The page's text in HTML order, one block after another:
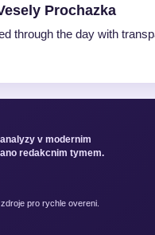
Prochazka
through the day with
v modernim
redakcnim tymem.
pro rychle overeni.